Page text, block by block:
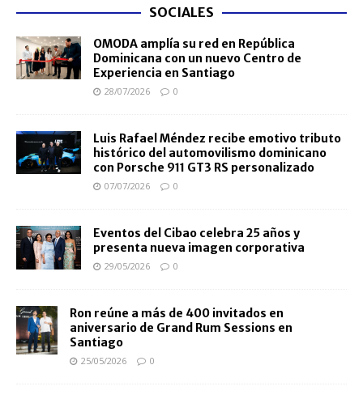
SOCIALES
OMODA amplía su red en República
Dominicana con un nuevo Centro de
Experiencia en Santiago
28/07/2026 0
Luis Rafael Méndez recibe emotivo tributo
histórico del automovilismo dominicano
con Porsche 911 GT3 RS personalizado
07/07/2026 0
Eventos del Cibao celebra 25 años y
presenta nueva imagen corporativa
29/05/2026 0
Ron reúne a más de 400 invitados en
aniversario de Grand Rum Sessions en
Santiago
25/05/2026 0